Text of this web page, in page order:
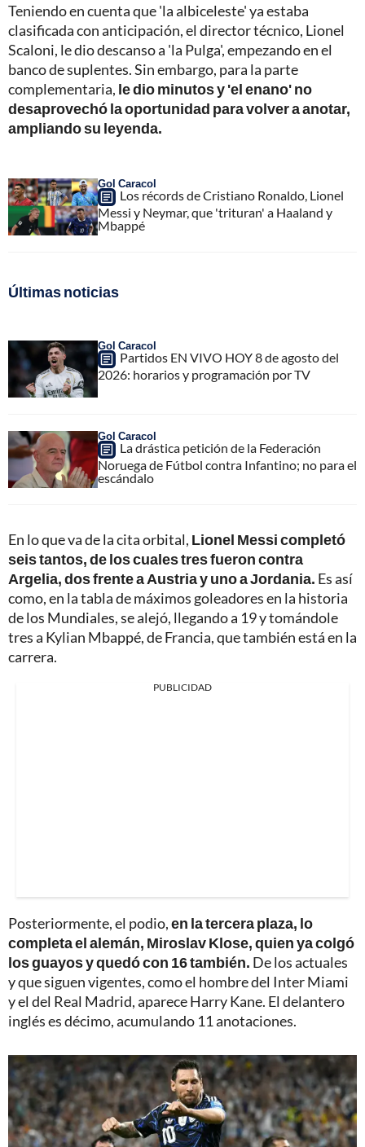
Teniendo en cuenta que 'la albiceleste' ya estaba
clasificada con anticipación, el director técnico, Lionel
Scaloni, le dio descanso a 'la Pulga', empezando en el
banco de suplentes. Sin embargo, para la parte
complementaria, le dio minutos y 'el enano' no
desaprovechó la oportunidad para volver a anotar,
ampliando su leyenda.
Gol Caracol
Los récords de Cristiano Ronaldo, Lionel
Messi y Neymar, que 'trituran' a Haaland y
Mbappé
Últimas noticias
Gol Caracol
Partidos EN VIVO HOY 8 de agosto del
2026: horarios y programación por TV
Gol Caracol
La drástica petición de la Federación
Noruega de Fútbol contra Infantino; no para el
escándalo
En lo que va de la cita orbital, Lionel Messi completó
seis tantos, de los cuales tres fueron contra
Argelia, dos frente a Austria y uno a Jordania. Es así
como, en la tabla de máximos goleadores en la historia
de los Mundiales, se alejó, llegando a 19 y tomándole
tres a Kylian Mbappé, de Francia, que también está en la
carrera.
PUBLICIDAD
Posteriormente, el podio,en la tercera plaza, lo
completa el alemán, Miroslav Klose, quien ya colgó
los guayos y quedó con 16 también. De los actuales
y que siguen vigentes, como el hombre del Inter Miami
y el del Real Madrid, aparece Harry Kane. El delantero
inglés es décimo, acumulando 11 anotaciones.